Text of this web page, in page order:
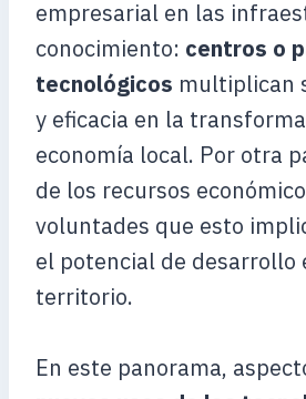
empresarial en las
conocimiento: centros o
tecnológicos multiplican
y eficacia en la
economía local. Por otra
de los recursos
voluntades que esto
el potencial de desarrollo
territorio.
En este panorama,